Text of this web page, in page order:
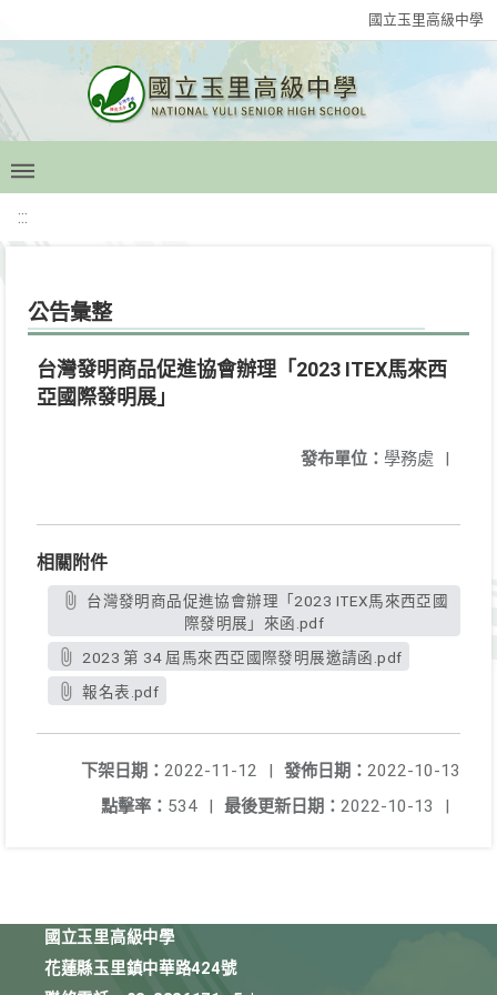
國立玉里高級中學
:::
公告彙整
台灣發明商品促進協會辦理「2023 ITEX馬來西
亞國際發明展」
發布單位： 學務處 |
相關附件
際發明展」來函.pdf
2023 第 34 屆馬來西亞國際發明展邀請函.pdf
報名表.pdf
發佈日期： 2022-10-13
下架日期： 2022-11-12
|
最後更新日期： 2022-10-13 |
點擊率： 534 |
國立玉里高級中學
花蓮縣玉里鎮中華路424號